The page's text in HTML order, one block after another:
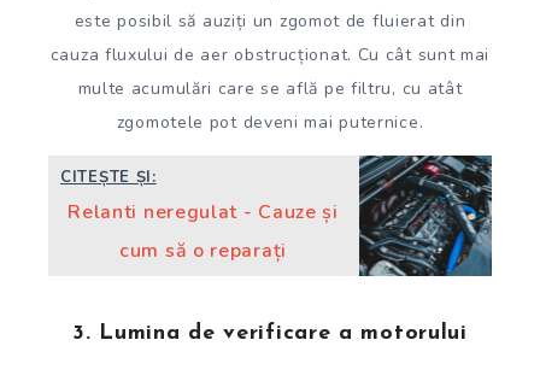
este posibil să auziți un zgomot de fluierat din
cauza fluxului de aer obstrucționat. Cu cât sunt mai
multe acumulări care se află pe filtru, cu atât
zgomotele pot deveni mai puternice.
CITEȘTE ȘI:
Relanti neregulat - Cauze și
cum să o reparați
3. Lumina de verificare a motorului